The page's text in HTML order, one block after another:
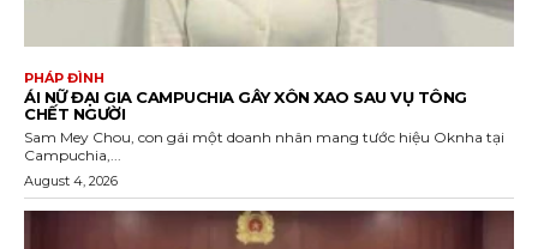
PHÁP ĐÌNH
ÁI NỮ ĐẠI GIA CAMPUCHIA GÂY XÔN XAO SAU VỤ TÔNG
CHẾT NGƯỜI
Sam Mey Chou, con gái một doanh nhân mang tước hiệu Oknha tại
Campuchia,...
August 4, 2026